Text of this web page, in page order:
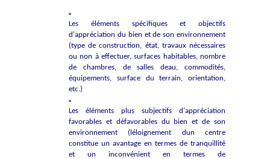
Les éléments spécifiques et objectifs
d'appréciation du bien et de son environnement
(type de construction, état, travaux nécessaires
ou non à effectuer, surfaces habitables, nombre
de chambres, de salles deau, commodités,
équipements, surface du terrain, orientation,
etc.)
Les éléments plus subjectifs d'appréciation
favorables et défavorables du bien et de son
environnement (léloignement dun centre
constitue un avantage en termes de tranquillité
et un inconvénient en termes de